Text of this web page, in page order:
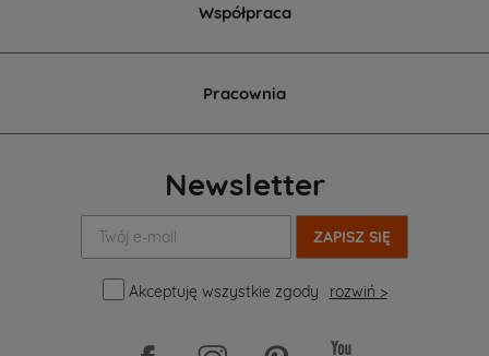
Współpraca
Pracownia
Newsletter
mail:
Akceptuję wszystkie zgody
rozwiń >